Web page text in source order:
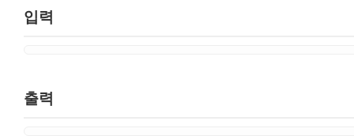
입력
출력